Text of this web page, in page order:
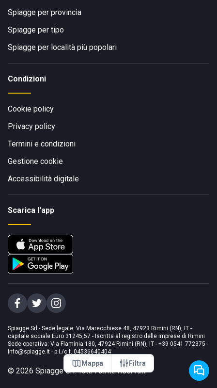
Mappa Filtra
Spiagge per provincia
Spiagge per tipo
Spiagge per località più popolari
Condizioni
Cookie policy
Privacy policy
Termini e condizioni
Gestione cookie
Accessibilità digitale
Scarica l'app
Spiagge Srl - Sede legale: Via Marecchiese 48, 47923 Rimini (RN), IT -
capitale sociale Euro 31245,57 - Iscritta al registro delle imprese di Rimini
Sede operativa: Via Flaminia 180, 47924 Rimini (RN), IT - +39 0541 772375 -
info@spiagge.it - p.i./c.f. 04536640404
© 2026 Spiagge Srl. Tutti i diritti riservati.